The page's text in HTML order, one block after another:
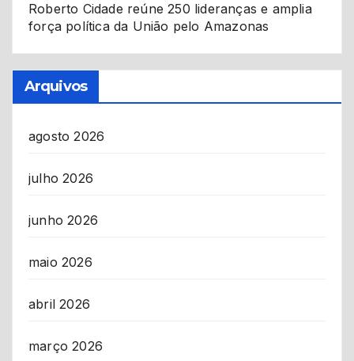
Roberto Cidade reúne 250 lideranças e amplia
força política da União pelo Amazonas
Arquivos
agosto 2026
julho 2026
junho 2026
maio 2026
abril 2026
março 2026